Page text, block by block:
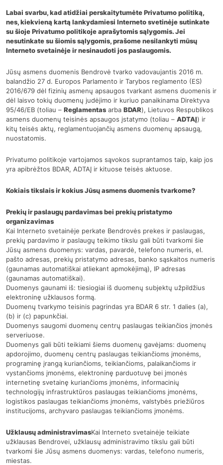
Labai svarbu, kad atidžiai perskaitytumėte Privatumo politiką,
nes, kiekvieną kartą lankydamiesi Interneto svetinėje sutinkate
su šioje Privatumo politikoje aprašytomis sąlygomis. Jei
nesutinkate su šiomis sąlygomis, prašome nesilankyti mūsų
Interneto svetainėje ir nesinaudoti jos paslaugomis.
Jūsų asmens duomenis Bendrovė tvarko vadovaujantis 2016 m.
balandžio 27 d. Europos Parlamento ir Tarybos reglamento (ES)
2016/679 dėl fizinių asmenų apsaugos tvarkant asmens duomenis ir
dėl laisvo tokių duomenų judėjimo ir kuriuo panaikinama Direktyva
95/46/EB (toliau – Reglamentas arba BDAR), Lietuvos Respublikos
asmens duomenų teisinės apsaugos įstatymo (toliau – ADTAĮ) ir
kitų teisės aktų, reglamentuojančių asmens duomenų apsaugą,
nuostatomis.
Privatumo politikoje vartojamos sąvokos suprantamos taip, kaip jos
yra apibrėžtos BDAR, ADTAĮ ir kituose teisės aktuose.
Kokiais tikslais ir kokius Jūsų asmens duomenis tvarkome?
Prekių ir paslaugų pardavimas bei prekių pristatymo
organizavimas
Kai Interneto svetainėje perkate Bendrovės prekes ir paslaugas,
prekių pardavimo ir paslaugų teikimo tikslu gali būti tvarkomi šie
Jūsų asmens duomenys: vardas, pavardė, telefono numeris, el.
pašto adresas, prekių pristatymo adresas, banko sąskaitos numeris
(gaunamas automatiškai atliekant apmokėjimą), IP adresas
(gaunamas automatiškai).
Duomenys gaunami iš: tiesiogiai iš duomenų subjektų užpildžius
elektroninę užklausos formą.
Duomenų tvarkymo teisinis pagrindas yra BDAR 6 str. 1 dalies (a),
(b) ir (c) papunkčiai.
Duomenys saugomi duomenų centrų paslaugas teikiančios įmonės
serveriuose.
Duomenys gali būti teikiami šiems duomenų gavėjams: duomenų
apdorojimo, duomenų centrų paslaugas teikiančioms įmonėms,
programinę įrangą kuriančioms, teikiančioms, palaikančioms ir
vystančioms įmonėms, elektroninę parduotuvę bei įmonės
internetinę svetainę kuriančioms įmonėms, informacinių
technologijų infrastruktūros paslaugas teikiančioms įmonėms,
logistikos paslaugas teikiančioms įmonėms, valstybės priežiūros
institucijoms, archyvaro paslaugas teikiančioms įmonėms.
Užklausų administravimasKai Interneto svetainėje teikiate
užklausas Bendrovei, užklausų administravimo tikslu gali būti
tvarkomi šie Jūsų asmens duomenys: vardas, telefono numeris,
miestas.